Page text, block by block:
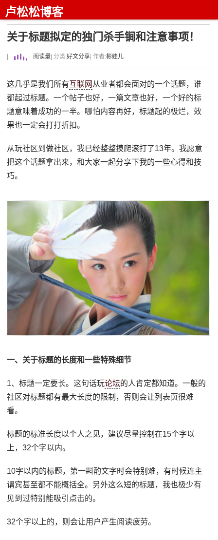
卢松松博客
关于标题拟定的独门杀手锏和注意事项！
阅读量 | 分类:好文分享 | 作者:彬娃儿
这几乎是我们所有互联网 从业者都会面对的一个话题，谁
都起过标题。一个帖子也好，一篇文章也好，一个好的标
题意味着成功的一半。哪怕内容再好，标题起的极烂，效
果也一定会打打折扣。
从玩社区到做社区，我已经整整摸爬滚打了13年。我愿意
把这个话题拿出来，和大家一起分享下我的一些心得和技
巧。
一、关于标题的长度和一些特殊细节
1、标题一定要长。这句话玩论坛的人肯定都知道。一般的
社区对标题都有最大长度的限制，否则会让列表页很难
看。
标题的标准长度以个人之见，建议尽量控制在15个字以
上，32个字以内。
10字以内的标题，第一斟酌文字时会特别难，有时候连主
谓宾甚至都不能概括全。另外这么短的标题，我也极少有
见到过特别能吸引点击的。
32个字以上的，则会让用户产生阅读疲劳。